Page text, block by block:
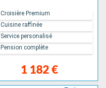
1 182 €
Croisière Premium
Cuisine raffinée
Service personalisé
Pension complète